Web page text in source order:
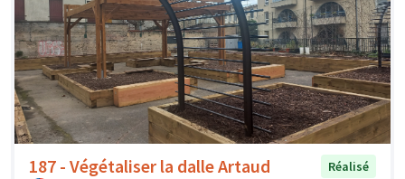
187 - Végétaliser la dalle Artaud
Réalisé